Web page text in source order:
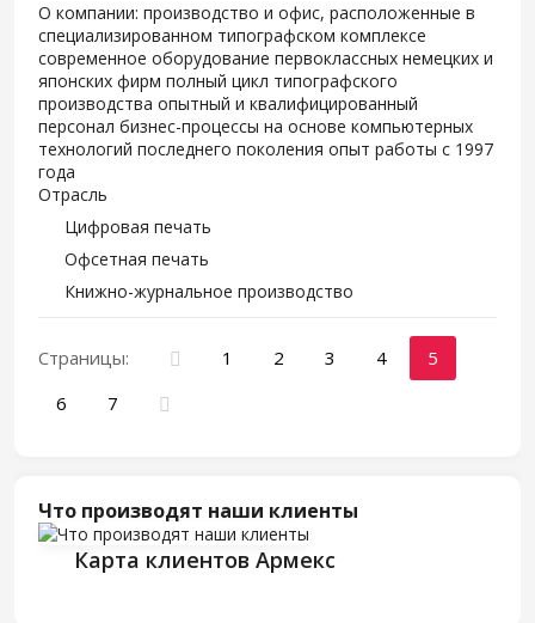
О компании: производство и офис, расположенные в
специализированном типографском комплексе
современное оборудование первоклассных немецких и
японских фирм полный цикл типографского
производства опытный и квалифицированный
персонал бизнес-процессы на основе компьютерных
технологий последнего поколения опыт работы с 1997
года
Отрасль
Цифровая печать
Офсетная печать
Книжно-журнальное производство
Страницы: 1 2 3 4
5
6
7
Что производят наши клиенты
Карта клиентов Армекс